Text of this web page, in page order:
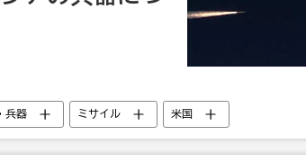
兵器 ミサイル 米国